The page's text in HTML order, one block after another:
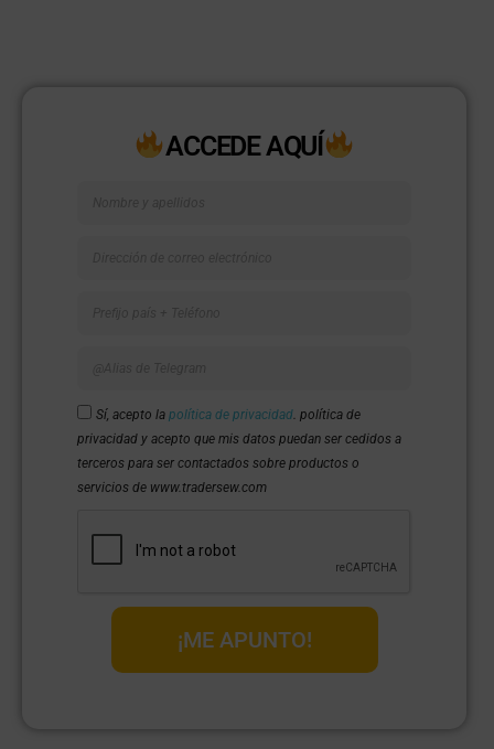
ACCEDE AQUÍ
Sí, acepto la política de privacidad. política de
privacidad y acepto que mis datos puedan ser cedidos a
terceros para ser contactados sobre productos o
servicios de www.tradersew.com
¡ME APUNTO!